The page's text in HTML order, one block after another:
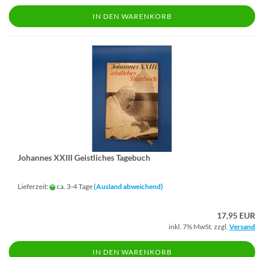
IN DEN WARENKORB
Jo­han­nes XXIII Geist­li­ches Ta­ge­buch
Lieferzeit: ca. 3-4 Tage(Ausland abweichend)
17,95 EUR
inkl. 7% MwSt. zzgl. Versand
IN DEN WARENKORB